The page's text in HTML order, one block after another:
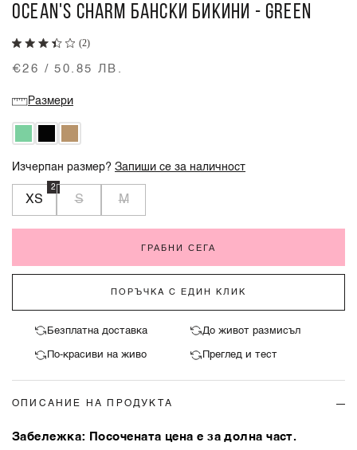
OCEAN'S CHARM БАНСКИ БИКИНИ - GREEN
(2)
€26 / 50.85 ЛВ.
Размери
Изчерпан размер?Запиши се за наличност
XS
2
S M
ГРАБНИ СЕГА
ПОРЪЧКА С ЕДИН КЛИК
Безплатна доставка До живот размисъл
По-красиви на живо Преглед и тест
ОПИСАНИЕ НА ПРОДУКТА
Забележка: Посочената цена е за долна част.